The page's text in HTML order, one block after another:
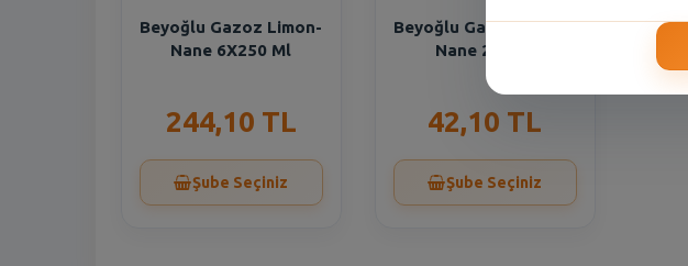
Beyoğlu Gazoz Limon-
Nane 6X250 Ml
244,10 TL
Şube Seçiniz
Beyoğlu Gazoz Limon-
Nane 250 Ml
42,10 TL
Şube Seçiniz